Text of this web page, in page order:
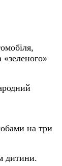
на три
дитини.